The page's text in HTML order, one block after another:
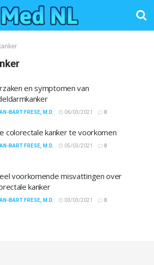
en symptomen van
BART FRESE, M.D. 06/03/2021 0
colorectale kanker te voorkomen
BART FRESE, M.D. 05/03/2021 0
voorkomende misvattingen over
kanker
BART FRESE, M.D. 03/03/2021 0